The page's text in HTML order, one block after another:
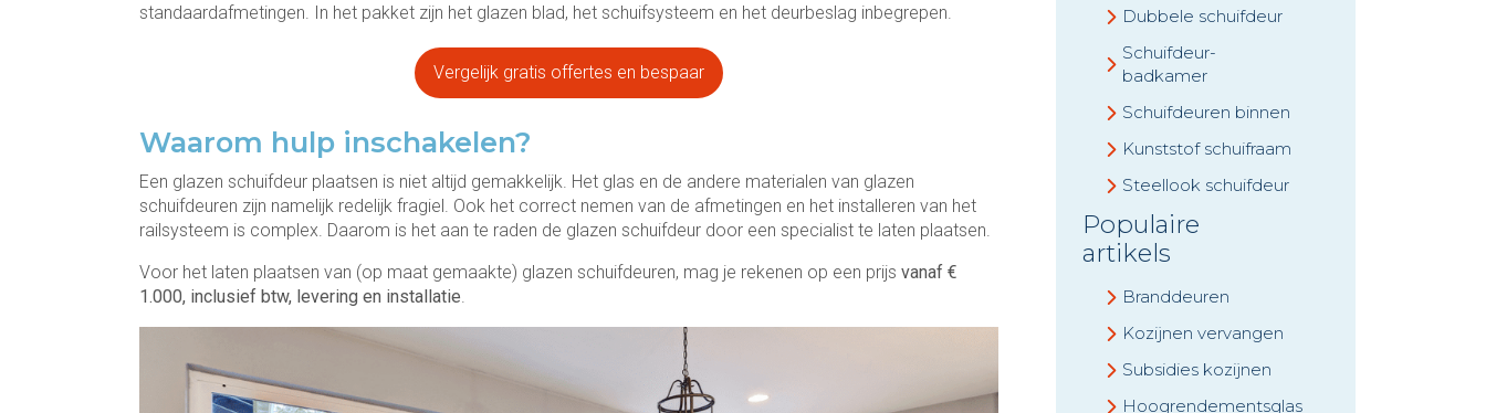
standaardafmetingen. In het pakket zijn het glazen blad, het schuifsysteem en het deurbeslag inbegrepen.
Vergelijk gratis offertes en bespaar
Waarom hulp inschakelen?
Een glazen schuifdeur plaatsen is niet altijd gemakkelijk. Het glas en de andere materialen van glazen
schuifdeuren zijn namelijk redelijk fragiel. Ook het correct nemen van de afmetingen en het installeren van het
railsysteem is complex. Daarom is het aan te raden de glazen schuifdeur door een specialist te laten plaatsen.
Voor het laten plaatsen van (op maat gemaakte) glazen schuifdeuren, mag je rekenen op een prijs vanaf €
1.000, inclusief btw, levering en installatie.
Dubbele schuifdeur
Schuifdeur-
badkamer
Schuifdeuren binnen
Kunststof schuifraam
Steellook schuifdeur
Populaire
artikels
Branddeuren
Kozijnen vervangen
Subsidies kozijnen
Hoogrendementsglas